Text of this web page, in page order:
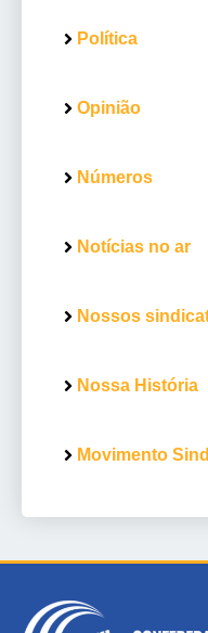
Política
Opinião
Números
Notícias no ar
Nossos
Nossa História
Movimento